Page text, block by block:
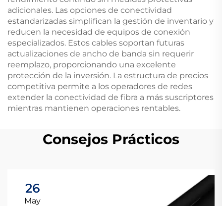
adicionales. Las opciones de conectividad
estandarizadas simplifican la gestión de inventario y
reducen la necesidad de equipos de conexión
especializados. Estos cables soportan futuras
actualizaciones de ancho de banda sin requerir
reemplazo, proporcionando una excelente
protección de la inversión. La estructura de precios
competitiva permite a los operadores de redes
extender la conectividad de fibra a más suscriptores
mientras mantienen operaciones rentables.
Consejos Prácticos
26
May